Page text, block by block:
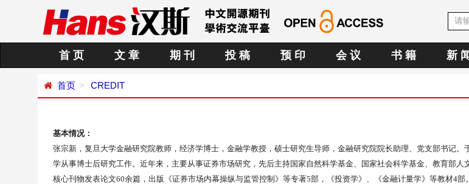
首 页 文 章 期 刊 投 稿 预 印 会 议 书 籍 新 闻
首页 CREDIT
基本情况：
张宗新，复旦大学金融研究院教师，经济学博士，金融学教授，硕士研究生导师，金融研究院院长助理、党支部书记。
学从事博士后研究工作。近年来，主要从事证券市场研究，先后主持国家自然科学基金、国家社会科学基金、教育部人
核心刊物发表论文60余篇，出版《证券市场内幕操纵与监管控制》等专著5部，《投资学》、《金融计量学》等教材4部。